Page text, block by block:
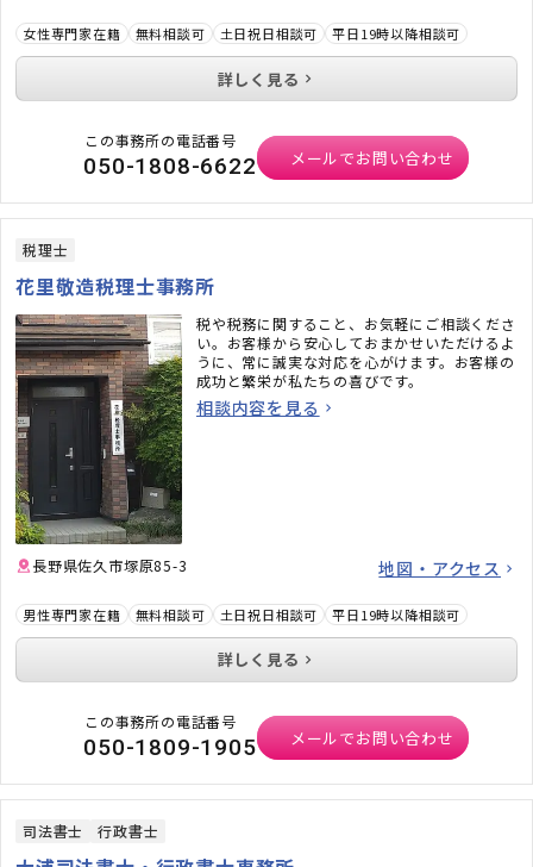
女性専門家在籍 無料相談可 土日祝日相談可 平日19時以降相談可
詳しく見る
この事務所の電話番号
050-1808-6622 メールでお問い合わせ
税理士
花里敬造税理士事務所
税や税務に関すること、お気軽にご相談くださ
い。お客様から安心しておまかせいただけるよ
うに、常に誠実な対応を心がけます。お客様の
成功と繁栄が私たちの喜びです。
相談内容を見る
長野県佐久市塚原85-3 地図・アクセス
男性専門家在籍 無料相談可 土日祝日相談可 平日19時以降相談可
詳しく見る
この事務所の電話番号
050-1809-1905 メールでお問い合わせ
司法書士 行政書士